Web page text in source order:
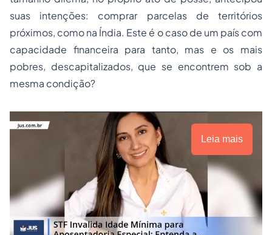
suas intenções: comprar parcelas de territórios
próximos, como na Índia. Este é o caso de um país com
capacidade financeira para tanto, mas e os mais
pobres, descapitalizados, que se encontrem sob a
mesma condição?
Leia mais